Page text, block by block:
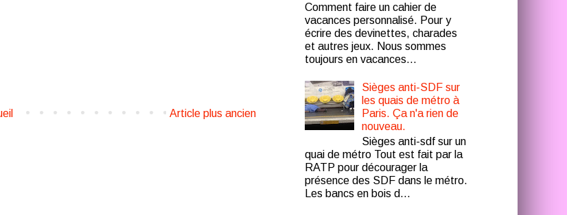
Article plus ancien
Comment faire un cahier de
vacances personnalisé. Pour y
écrire des devinettes, charades
et autres jeux. Nous sommes
toujours en vacances...
Sièges anti-SDF sur
les quais de métro à
Paris. Ça n'a rien de
nouveau.
Sièges anti-sdf sur un
quai de métro Tout est fait par la
RATP pour décourager la
présence des SDF dans le métro.
Les bancs en bois d...